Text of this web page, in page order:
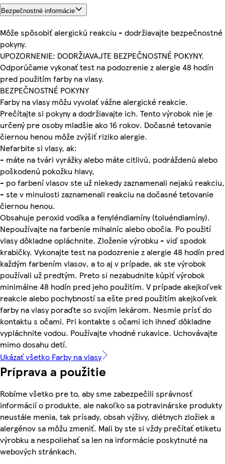
Bezpečnostné informácie
Môže spôsobiť alergickú reakciu - dodržiavajte bezpečnostné
pokyny.
UPOZORNENIE: DODRŽIAVAJTE BEZPEČNOSTNÉ POKYNY.
Odporúčame vykonať test na podozrenie z alergie 48 hodín
pred použitím farby na vlasy.
BEZPEČNOSTNÉ POKYNY
Farby na vlasy môžu vyvolať vážne alergické reakcie.
Prečítajte si pokyny a dodržiavajte ich. Tento výrobok nie je
určený pre osoby mladšie ako 16 rokov. Dočasné tetovanie
čiernou henou môže zvýšiť riziko alergie.
Nefarbite si vlasy, ak:
- máte na tvári vyrážky alebo máte citlivú, podráždenú alebo
poškodenú pokožku hlavy,
- po farbení vlasov ste už niekedy zaznamenali nejakú reakciu,
- ste v minulosti zaznamenali reakciu na dočasné tetovanie
čiernou henou.
Obsahuje peroxid vodíka a fenyléndiamíny (toluéndiamíny).
Nepoužívajte na farbenie mihalníc alebo obočia. Po použití
vlasy dôkladne opláchnite. Zloženie výrobku - viď spodok
krabičky. Vykonajte test na podozrenie z alergie 48 hodín pred
každým farbením vlasov, a to aj v prípade, ak ste výrobok
používali už predtým. Preto si nezabudnite kúpiť výrobok
minimálne 48 hodín pred jeho použitím. V prípade akejkoľvek
reakcie alebo pochybností sa ešte pred použitím akejkoľvek
farby na vlasy poraďte so svojím lekárom. Nesmie prísť do
kontaktu s očami. Pri kontakte s očami ich ihneď dôkladne
vypláchnite vodou. Používajte vhodné rukavice. Uchovávajte
mimo dosahu detí.
Ukázať všetko Farby na vlasy
Príprava a použitie
Robíme všetko pre to, aby sme zabezpečili správnosť
informácií o produkte, ale nakoľko sa potravinárske produkty
neustále menia, tak prísady, obsah výživy, diétnych zložiek a
alergénov sa môžu zmeniť. Mali by ste si vždy prečítať etiketu
výrobku a nespoliehať sa len na informácie poskytnuté na
webových stránkach.